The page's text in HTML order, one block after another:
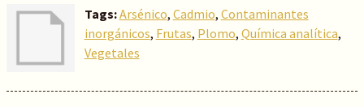
Tags:Arsénico, Cadmio, Contaminantes
inorgánicos, Frutas, Plomo, Química analítica,
Vegetales